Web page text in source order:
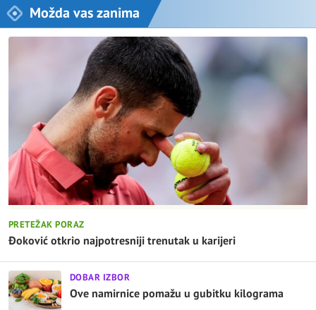
Možda vas zanima
PRETEŽAK PORAZ
Đoković otkrio najpotresniji trenutak u karijeri
DOBAR IZBOR
Ove namirnice pomažu u gubitku kilograma